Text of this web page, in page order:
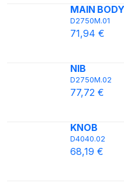
MAIN BODY
D2750M.01
71,94 €
NIB
D2750M.02
77,72 €
KNOB
D4040.02
68,19 €